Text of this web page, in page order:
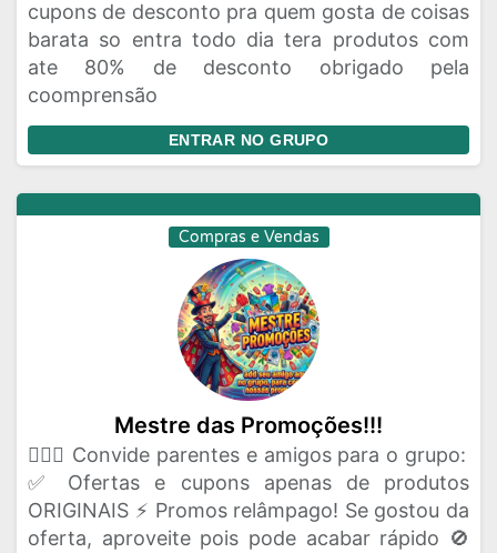
cupons de desconto pra quem gosta de coisas
barata so entra todo dia tera produtos com
ate 80% de desconto obrigado pela
coomprensão
ENTRAR NO GRUPO
Compras e Vendas
Mestre das Promoções!!!
🦸🏻‍♂️ Convide parentes e amigos para o grupo:
✅ Ofertas e cupons apenas de produtos
ORIGINAIS ⚡ Promos relâmpago! Se gostou da
oferta, aproveite pois pode acabar rápido 🚫